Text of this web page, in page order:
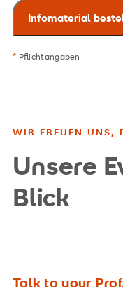
* Pflichtangaben
WIR FREUEN UNS,
Unsere
Blick
Talk to your